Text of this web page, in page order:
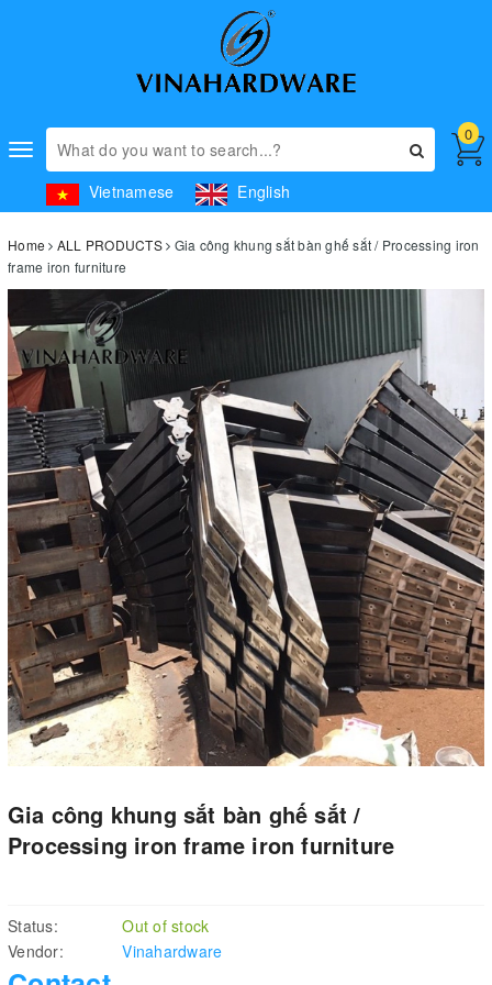
Toggle
navigation
Vietnamese English
0
Home ALL PRODUCTS
Gia công khung sắt bàn ghế sắt / Processing iron
frame iron furniture
Gia công khung sắt bàn ghế sắt /
Processing iron frame iron furniture
Status:
Out of stock
Vendor:
Vinahardware